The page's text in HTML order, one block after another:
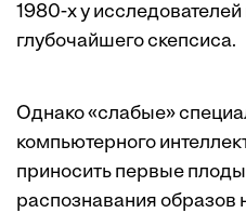
1980-х у
глубочайшего скепсиса.
Однако «слабые»
компьютерного
приносить первые
распознавания образов